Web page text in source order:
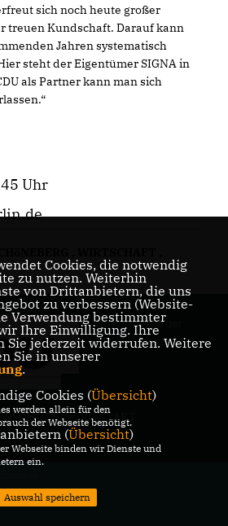
sich noch heute großer
treuen Kundschaft. Darauf kann
Jahren systematisch
steht der Eigentümer SIGNA in
als Partner kann man sich
Uhr
Internetseite der
CDU Lichtenrade
KONTAKT
Cookies, die notwendig
zu nutzen. Weiterhin
von Drittanbietern, die uns
zu verbessern (Website-
Verwendung bestimmter
Ihre Einwilligung. Ihre
Sie jederzeit widerrufen. Weitere
Sie in unserer
.
Cookies (Übersicht)
werden allein für den
der Webseite benötigt.
(Übersicht)
Webseite binden wir Dienste und
ein.
Auswahl speichern